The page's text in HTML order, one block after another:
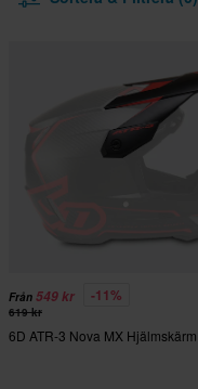
Från 549 kr -11%
619 kr
6D ATR-3 Nova MX Hjälmskärm